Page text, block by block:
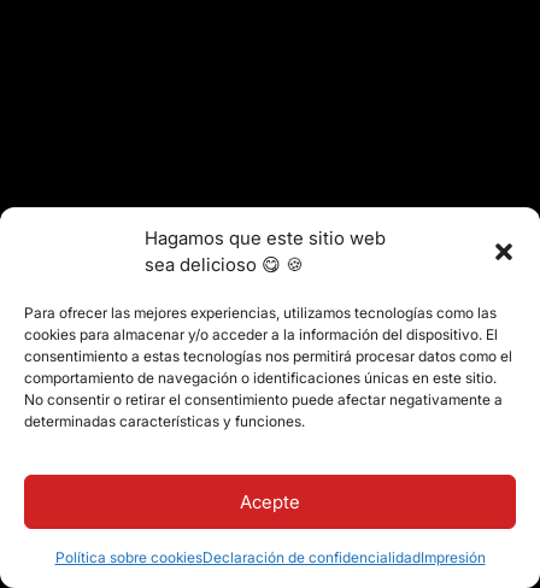
Hagamos que este sitio web
sea delicioso 😋 🍪
Para ofrecer las mejores experiencias, utilizamos tecnologías como las
cookies para almacenar y/o acceder a la información del dispositivo. El
consentimiento a estas tecnologías nos permitirá procesar datos como el
comportamiento de navegación o identificaciones únicas en este sitio.
No consentir o retirar el consentimiento puede afectar negativamente a
determinadas características y funciones.
Acepte
Política sobre cookiesDeclaración de confidencialidadImpresión